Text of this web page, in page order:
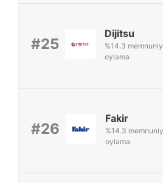
#25
Dijitsu
%14.3
oylama
#26
Fakir
%14.3
oylama